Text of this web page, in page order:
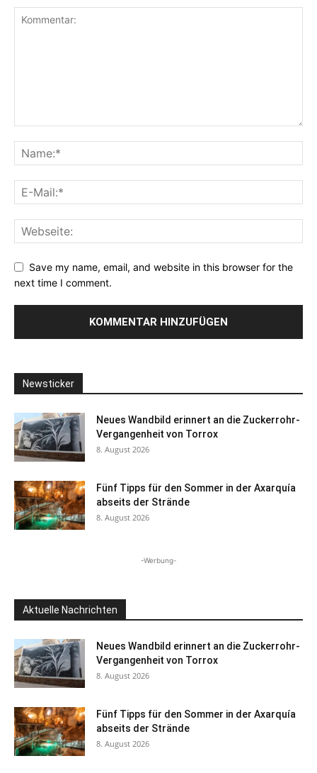
Save my name, email, and website in this browser for the
next time I comment.
Newsticker
Neues Wandbild erinnert an die Zuckerrohr-
Vergangenheit von Torrox
8. August 2026
Fünf Tipps für den Sommer in der Axarquía
abseits der Strände
8. August 2026
-Werbung-
Aktuelle Nachrichten
Neues Wandbild erinnert an die Zuckerrohr-
Vergangenheit von Torrox
8. August 2026
Fünf Tipps für den Sommer in der Axarquía
abseits der Strände
8. August 2026